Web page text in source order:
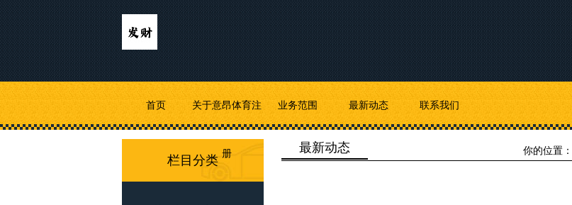
首页 关于意昂体育注
册
业务范围 最新动态 联系我们
栏目分类
最新动态 你的位置：